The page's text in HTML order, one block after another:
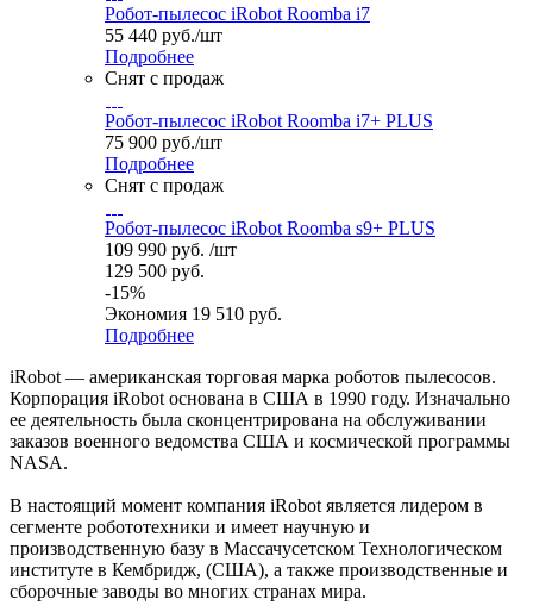
Робот-пылесос iRobot Roomba i7
55 440 руб./шт
Подробнее
Снят с продаж
Робот-пылесос iRobot Roomba i7+ PLUS
75 900 руб./шт
Подробнее
Снят с продаж
Робот-пылесос iRobot Roomba s9+ PLUS
109 990 руб. /шт
129 500 руб.
-15%
Экономия 19 510 руб.
Подробнее
iRobot — американская торговая марка роботов пылесосов.
Корпорация iRobot основана в США в 1990 году. Изначально
ее деятельность была сконцентрирована на обслуживании
заказов военного ведомства США и космической программы
NASA.
В настоящий момент компания iRobot является лидером в
сегменте робототехники и имеет научную и
производственную базу в Массачусетском Технологическом
институте в Кембридж, (США), а также производственные и
сборочные заводы во многих странах мира.